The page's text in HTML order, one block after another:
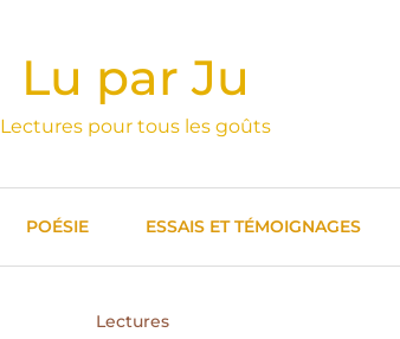
Lu par Ju
Lectures pour tous les goûts
POÉSIE ESSAIS ET TÉMOIGNAGES
Lectures